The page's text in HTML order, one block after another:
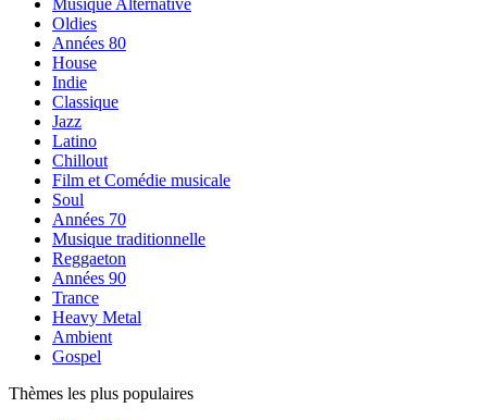
Musique Alternative
Oldies
Années 80
House
Indie
Classique
Jazz
Latino
Chillout
Film et Comédie musicale
Soul
Années 70
Musique traditionnelle
Reggaeton
Années 90
Trance
Heavy Metal
Ambient
Gospel
Thèmes les plus populaires